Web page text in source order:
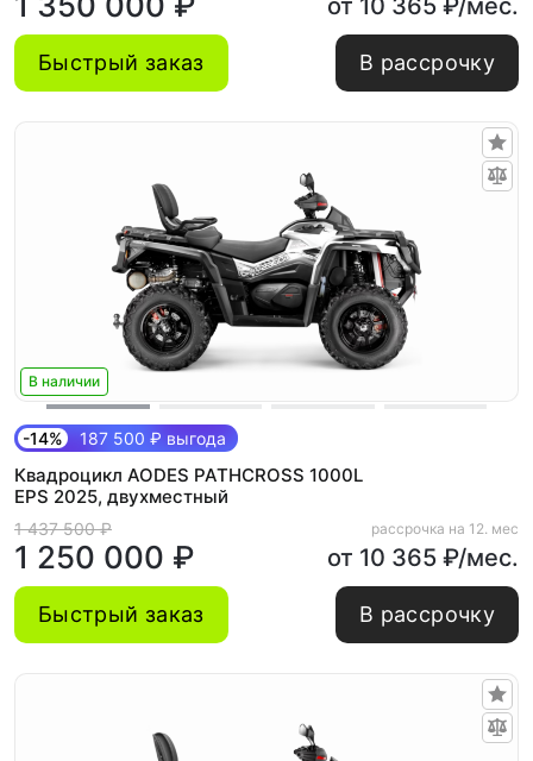
от 10 365 ₽/мес.
Быстрый заказ В рассрочку
В наличии
-14% 187 500 ₽ выгода
Квадроцикл AODES PATHCROSS 1000L
EPS 2025, двухместный
1 437 500 ₽
1 250 000 ₽
рассрочка на 12. мес
от 10 365 ₽/мес.
Быстрый заказ В рассрочку